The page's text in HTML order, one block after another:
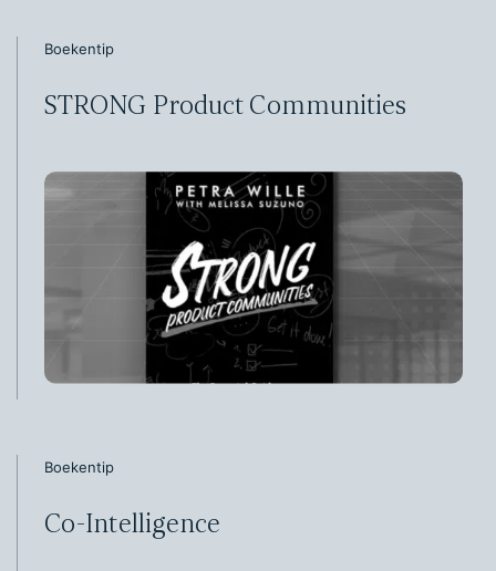
Boekentip
STRONG Product Communities
Boekentip
Co-Intelligence